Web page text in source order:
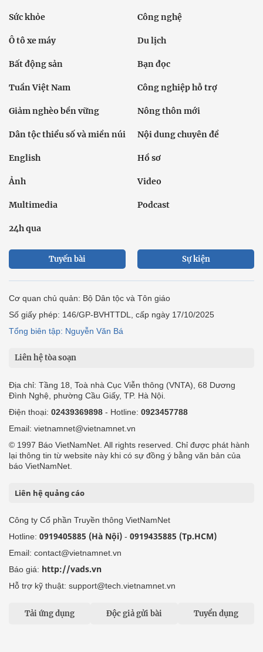
Sức khỏe Công nghệ
Ô tô xe máy Du lịch
Bất động sản Bạn đọc
Tuần Việt Nam Công nghiệp hỗ trợ
Giảm nghèo bền vững Nông thôn mới
Dân tộc thiểu số và miền núi Nội dung chuyên đề
English Hồ sơ
Ảnh Video
Multimedia Podcast
24h qua
Tuyến bài Sự kiện
Cơ quan chủ quản: Bộ Dân tộc và Tôn giáo
Số giấy phép: 146/GP-BVHTTDL, cấp ngày 17/10/2025
Tổng biên tập: Nguyễn Văn Bá
Liên hệ tòa soạn
Địa chỉ: Tầng 18, Toà nhà Cục Viễn thông (VNTA), 68 Dương
Đình Nghệ, phường Cầu Giấy, TP. Hà Nội.
Điện thoại: 02439369898 - Hotline: 0923457788
Email: vietnamnet@vietnamnet.vn
© 1997 Báo VietNamNet. All rights reserved. Chỉ được phát hành
lại thông tin từ website này khi có sự đồng ý bằng văn bản của
báo VietNamNet.
Liên hệ quảng cáo
Công ty Cổ phần Truyền thông VietNamNet
Hotline: 0919405885 (Hà Nội) - 0919435885 (Tp.HCM)
Email: contact@vietnamnet.vn
Báo giá: http://vads.vn
Hỗ trợ kỹ thuật: support@tech.vietnamnet.vn
Tải ứng dụng Độc giả gửi bài Tuyển dụng